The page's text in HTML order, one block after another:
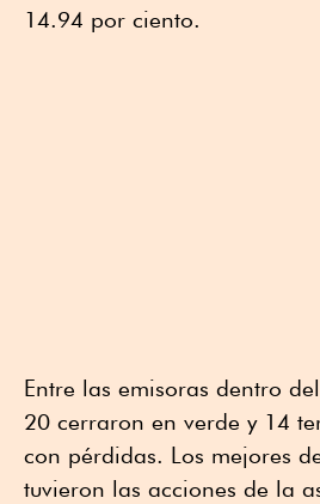
14.94 por ciento.
Entre las emisoras dentro
20 cerraron en verde y 14
con pérdidas. Los mejores
tuvieron las acciones de la